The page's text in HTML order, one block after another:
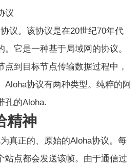
议
议。该协议是在20世纪70年代
它是一种基于局域网的协议。
点到目标节点传输数据过程中，
Aloha协议有两种类型。纯粹的阿
孔的Aloha.
精神
真正的、原始的Aloha协议。每
站点都会发送该帧。由于通信过